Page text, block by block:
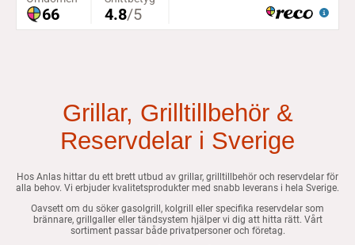
Grillar, Grilltillbehör &
Reservdelar i Sverige
Hos Anlas hittar du ett brett utbud av grillar, grilltillbehör och reservdelar för
alla behov. Vi erbjuder kvalitetsprodukter med snabb leverans i hela Sverige.
Oavsett om du söker gasolgrill, kolgrill eller specifika reservdelar som
brännare, grillgaller eller tändsystem hjälper vi dig att hitta rätt. Vårt
sortiment passar både privatpersoner och företag.